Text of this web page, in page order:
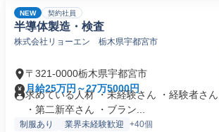
NEW 契約社員
半導体製造・検査
株式会社リョーエン 栃木県宇都宮市
〒321-0000栃木県宇都宮市
月給25万円～27万5000円
求めている人材 ・未経験さん ・経験者さ
・第二新卒さん ・ブラン...
制服あり 業界未経験歓迎 +40個